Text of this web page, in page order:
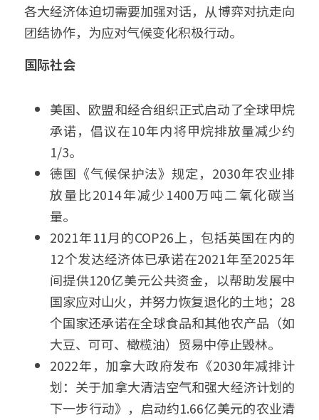
各大经济体迫切需要加强对话，从博弈对抗走向
团结协作，为应对气候变化积极行动。
国际社会
美国、欧盟和经合组织正式启动了全球甲烷
承诺，倡议在10年内将甲烷排放量减少约
1/3。
德国《气候保护法》规定，2030年农业排
放量比2014年减少1400万吨二氧化碳当
量。
2021年11月的COP26上，包括英国在内的
12个发达经济体已承诺在2021年至2025年
间提供120亿美元公共资金，以帮助发展中
国家应对山火，并努力恢复退化的土地；28
个国家还承诺在全球食品和其他农产品（如
大豆、可可、橄榄油）贸易中停止毁林。
2022年，加拿大政府发布《2030年减排计
划：关于加拿大清洁空气和强大经济计划的
下一步行动》，启动约1.66亿美元的农业清